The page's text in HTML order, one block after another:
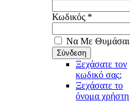
Κωδικός *
Να Με Θυμάσαι
Ξεχάσατε τον
κωδικό σας;
Ξεχάσατε το
όνομα χρήστη